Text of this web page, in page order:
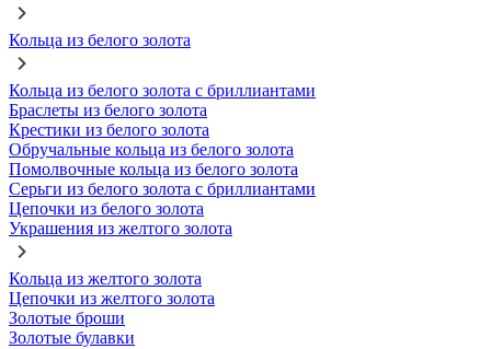
Кольца из белого золота
Кольца из белого золота с бриллиантами
Браслеты из белого золота
Крестики из белого золота
Обручальные кольца из белого золота
Помолвочные кольца из белого золота
Серьги из белого золота с бриллиантами
Цепочки из белого золота
Украшения из желтого золота
Кольца из желтого золота
Цепочки из желтого золота
Золотые броши
Золотые булавки